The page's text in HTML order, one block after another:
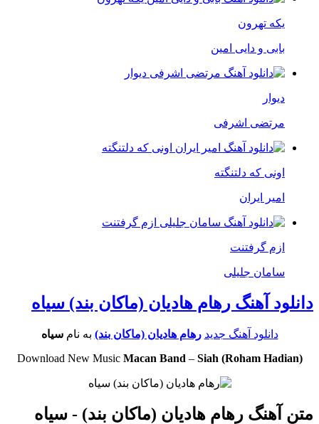
یکه تهرون
بابی و دایی امین
دیوار
مرتضی اشرفی
اونی که دلتنگته
امیر ایران
ازم گرفتنت
سامان جلیلی
دانلود آهنگ رهام هادیان (ماکان بند) سیاه
دانلود آهنگ جدید رهام هادیان (ماکان بند) به نامسیاه
Download New Music Macan Band – Siah (Roham Hadian)
متن آهنگ رهام هادیان (ماکان بند) - سیاه